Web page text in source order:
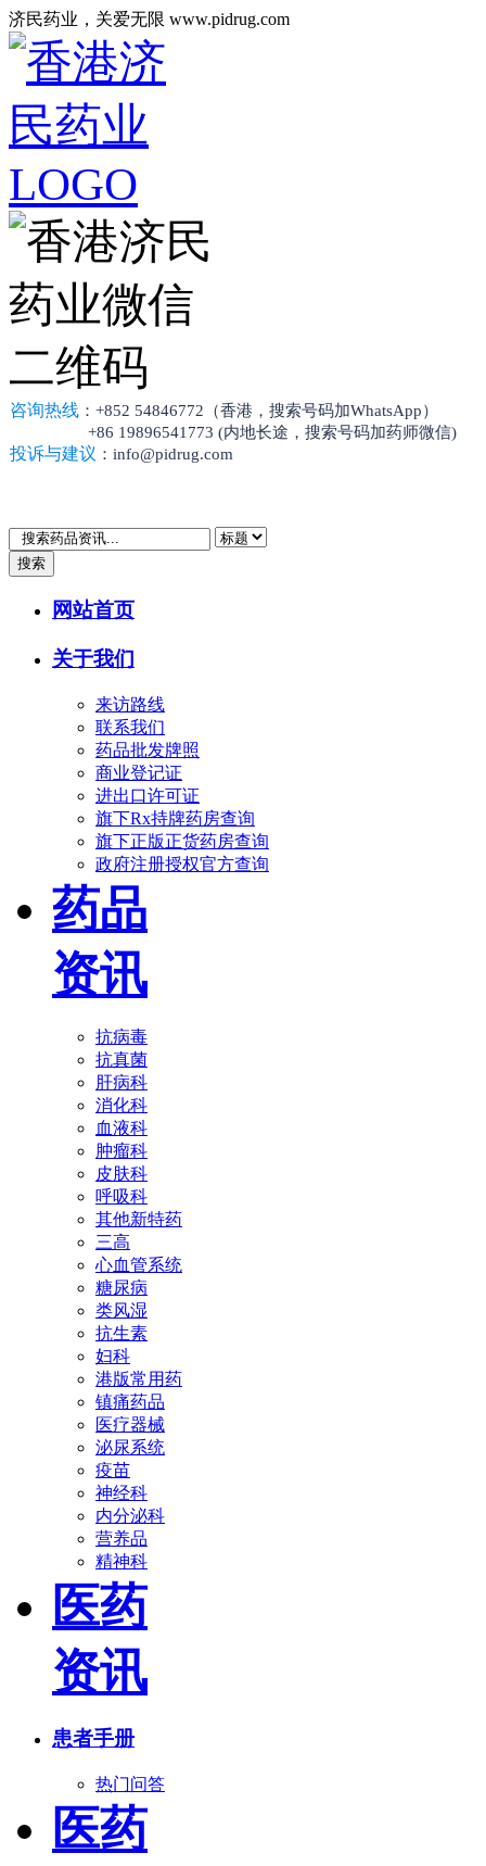
济民药业，关爱无限 www.pidrug.com
咨询热线 ：+852 54846772（香港，搜索号码加WhatsApp）
+86 19896541773 (内地长途，搜索号码加药师微信)
投诉与建议 ：info@pidrug.com
搜索
网站首页
关于我们
来访路线
联系我们
药品批发牌照
商业登记证
进出口许可证
旗下Rx持牌药房查询
旗下正版正货药房查询
政府注册授权官方查询
药品
资讯
抗病毒
抗真菌
肝病科
消化科
血液科
肿瘤科
皮肤科
呼吸科
其他新特药
三高
心血管系统
糖尿病
类风湿
抗生素
妇科
港版常用药
镇痛药品
医疗器械
泌尿系统
疫苗
神经科
内分泌科
营养品
精神科
医药
资讯
患者手册
热门问答
医药